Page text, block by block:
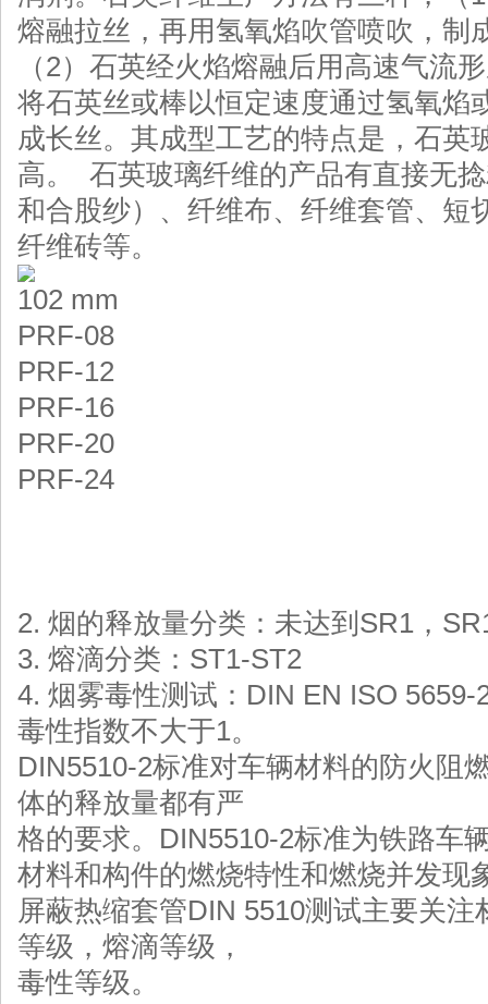
熔融拉丝，再用氢氧焰吹管喷吹，制
（2）石英经火焰熔融后用高速气流
将石英丝或棒以恒定速度通过氢氧焰
成长丝。其成型工艺的特点是，石英
高。 石英玻璃纤维的产品有直接无
和合股纱）、纤维布、纤维套管、短
纤维砖等。
102 mm
PRF-08
PRF-12
PRF-16
PRF-20
PRF-24
2. 烟的释放量分类：未达到SR1，
3. 熔滴分类：ST1-ST2
4. 烟雾毒性测试：DIN EN ISO
毒性指数不大于1。
DIN5510-2标准对车辆材料的防火阻
体的释放量都有严
格的要求。DIN5510-2标准为铁路车
材料和构件的燃烧特性和燃烧并发现
屏蔽热缩套管DIN 5510测试主要关
等级，熔滴等级，
毒性等级。